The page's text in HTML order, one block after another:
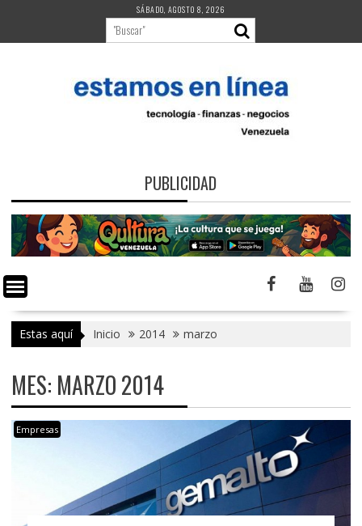
contenido
SÁBADO, AGOSTO 8, 2026
PUBLICIDAD
Estas aquí Inicio 2014 marzo
MES: MARZO 2014
Empresas